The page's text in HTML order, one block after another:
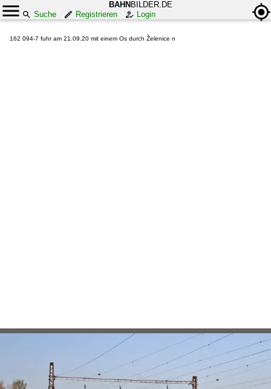
BAHN BILDER.DE
Suche
Registrieren Login
162 094-7 fuhr am 21.09.20 mit einem Os durch Želenice n